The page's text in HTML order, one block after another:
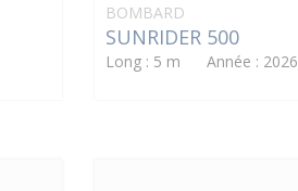
BOMBARD
SUNRIDER 500
Long : 5 m Année : 2026